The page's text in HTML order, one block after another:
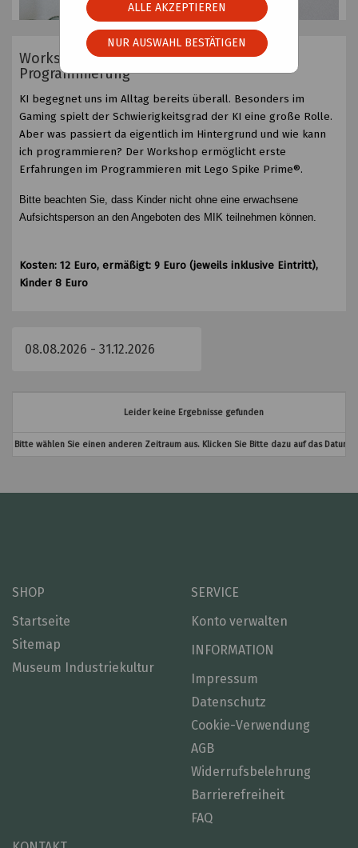
ALLE AKZEPTIEREN
NUR AUSWAHL BESTÄTIGEN
Workshop: Von Robotern, KI und
Programmierung
KI begegnet uns im Alltag bereits überall. Besonders im
Gaming spielt der Schwierigkeitsgrad der KI eine große Rolle.
Aber was passiert da eigentlich im Hintergrund und wie kann
ich programmieren? Der Workshop ermöglicht erste
Erfahrungen im Programmieren mit Lego Spike Prime®.
Bitte beachten Sie, dass Kinder nicht ohne eine erwachsene
Aufsichtsperson an den Angeboten des MIK teilnehmen können.
Kosten: 12 Euro, ermäßigt: 9 Euro (jeweils inklusive Eintritt),
Kinder 8 Euro
Leider keine Ergebnisse gefunden
Bitte wählen Sie einen anderen Zeitraum aus. Klicken Sie Bitte dazu auf das
SHOP
Startseite
Sitemap
Museum Industriekultur
SERVICE
Konto verwalten
INFORMATION
Impressum
Datenschutz
Cookie-Verwendung
AGB
Widerrufsbelehrung
Barrierefreiheit
FAQ